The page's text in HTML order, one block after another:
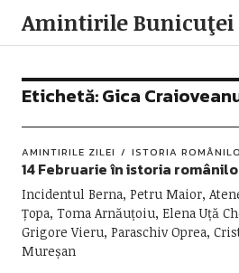
Amintirile
Etichetă:Gica
AMINTIRILE ZILEI ISTORIA
14 Februarie în istoria
Incidentul Berna, Petru Maior,
Țopa, Toma Arnăuțoiu, Elena Uță
Grigore Vieru, Paraschiv Oprea,
Mureșan